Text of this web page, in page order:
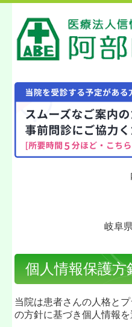
ホーム
診療案内
地図、交通案内
個人情報保護方針
厚生労働大臣の定める特
岐阜
個人情報保護方
当院は患者さんの人格と
の方針に基づき個人情報を